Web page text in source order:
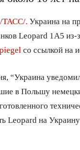
ТАСС/. Украина на
Leopard 1A5 из-
со ссылкой на
“Украина
в Польшу
Leopard на